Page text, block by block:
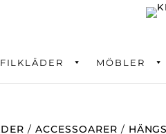
MÖBLER
/ ACCESSOARER /